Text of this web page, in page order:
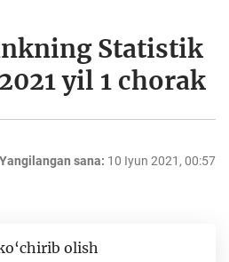
Statistik
yil 1 chorak
Yangilangan sana: 10 Iyun 2021, 00:57
olish